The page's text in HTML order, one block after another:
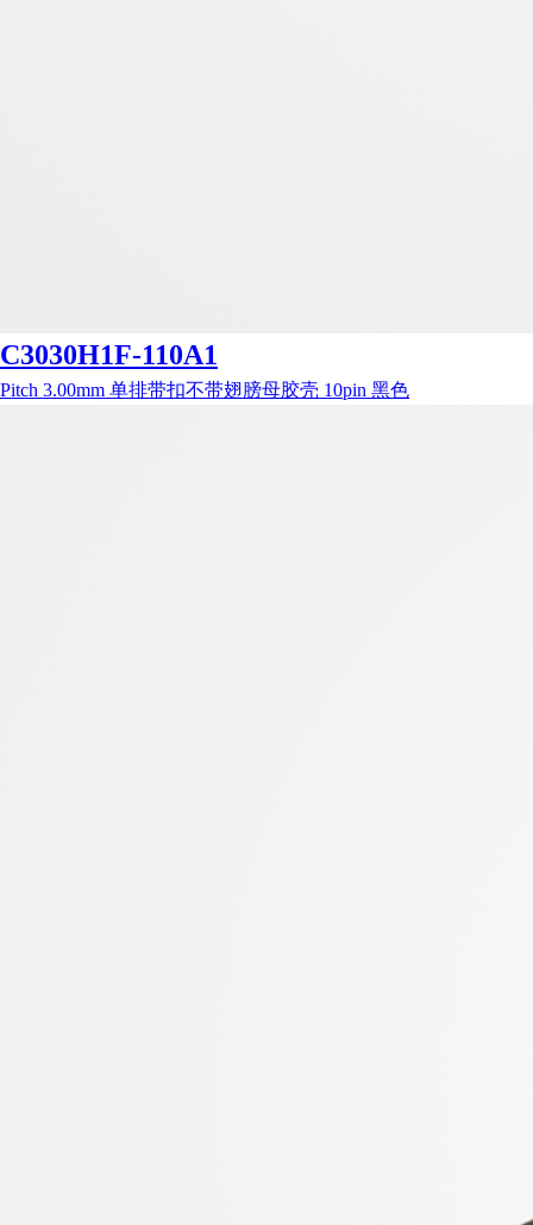
C3030H1F-110A1
Pitch 3.00mm 单排带扣不带翅膀母胶壳 10pin 黑色